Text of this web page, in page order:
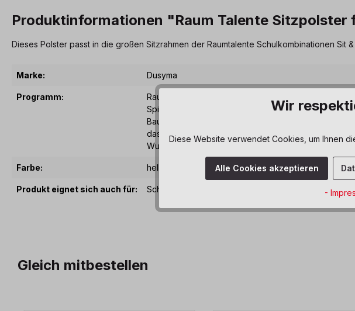
Produktinformationen "Raum Talente Sitzpolster
Dieses Polster passt in die großen Sitzrahmen der Raumtalente Schulkombinationen Sit &
Marke: Dusyma
Programm:
RaumTalente – Aus den modularen Stauraum- und
Spielelementen der RaumTalente entsteht im
Baukastenprinzip ihr individuell maßgeschneidertes
das sich ideal in den Raum integriert und sich ganz
Wunsch bespielen und nutzen lässt.
Farbe: hellgrün
Produkt eignet sich auch für: Schulbereich
Gleich mitbestellen
Wir
Diese Website verwendet Cookies, um Ihnen
Alle Cookies akzeptieren
-